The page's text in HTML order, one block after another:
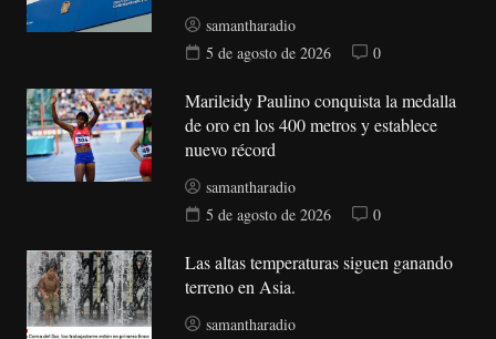
samantharadio
5 de agosto de 2026
0
Marileidy Paulino conquista la medalla
de oro en los 400 metros y establece
nuevo récord
samantharadio
5 de agosto de 2026
0
Las altas temperaturas siguen ganando
terreno en Asia.
samantharadio